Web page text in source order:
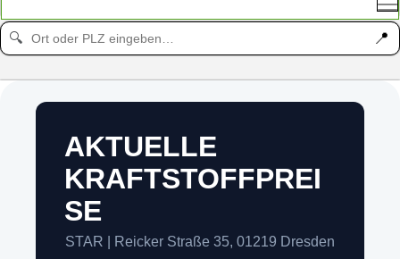
🔍 📍
AKTUELLE
KRAFTSTOFFPREI
SE
STAR | Reicker Straße 35, 01219 Dresden